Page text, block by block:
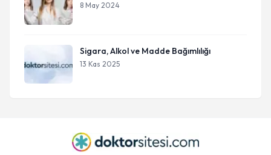
8 May 2024
Sigara, Alkol ve Madde Bağımlılığı
13 Kas 2025